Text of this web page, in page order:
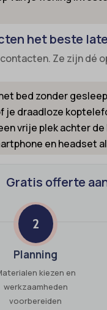
het beste
Ze zijn
bed zonder
je draadloze
vrije plek achter
en headset
Gratis offerte
2
Planning
kiezen en
werkzaamheden
voorbereiden
*